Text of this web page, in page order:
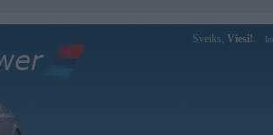
Sveiks, Viesi!